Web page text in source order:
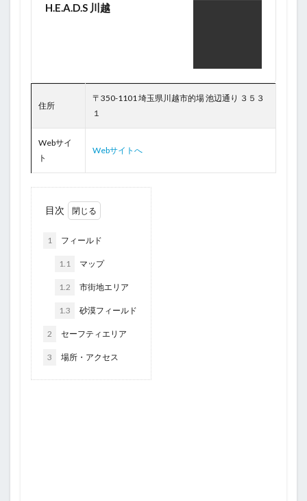
H.E.A.D.S 川越
住所
〒350-1101 埼玉県川越市的場 池辺通り ３５３
１
Webサイ
ト
Webサイトへ
目次
1 フィールド
1.1 マップ
1.2 市街地エリア
1.3 砂漠フィールド
2 セーフティエリア
3 場所・アクセス